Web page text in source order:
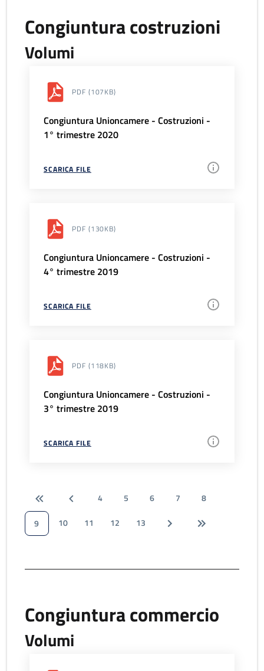
Congiuntura costruzioni
Volumi
PDF (107KB)
Congiuntura Unioncamere - Costruzioni -
1° trimestre 2020
SCARICA FILE
PDF (130KB)
Congiuntura Unioncamere - Costruzioni -
4° trimestre 2019
SCARICA FILE
PDF (118KB)
Congiuntura Unioncamere - Costruzioni -
3° trimestre 2019
SCARICA FILE
4 5 6 7
8
9
10 11 12 13
Congiuntura commercio
Volumi